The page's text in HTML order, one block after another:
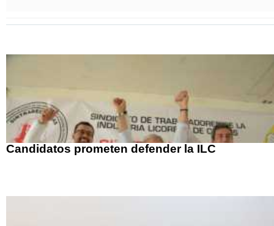
Candidatos prometen defender la ILC